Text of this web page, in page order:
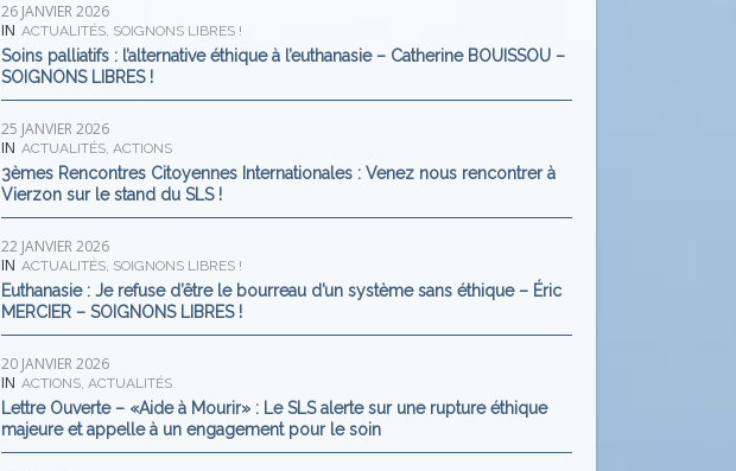
26 JANVIER 2026
IN ACTUALITÉS, SOIGNONS LIBRES !
Soins palliatifs : l’alternative éthique à l’euthanasie – Catherine BOUISSOU –
SOIGNONS LIBRES !
25 JANVIER 2026
IN ACTUALITÉS,ACTIONS
3èmes Rencontres Citoyennes Internationales : Venez nous rencontrer à
Vierzon sur le stand du SLS !
22 JANVIER 2026
IN ACTUALITÉS, SOIGNONS LIBRES !
Euthanasie : Je refuse d’être le bourreau d’un système sans éthique – Éric
MERCIER – SOIGNONS LIBRES !
20 JANVIER 2026
IN ACTIONS,ACTUALITÉS
Lettre Ouverte – «Aide à Mourir» : Le SLS alerte sur une rupture éthique
majeure et appelle à un engagement pour le soin